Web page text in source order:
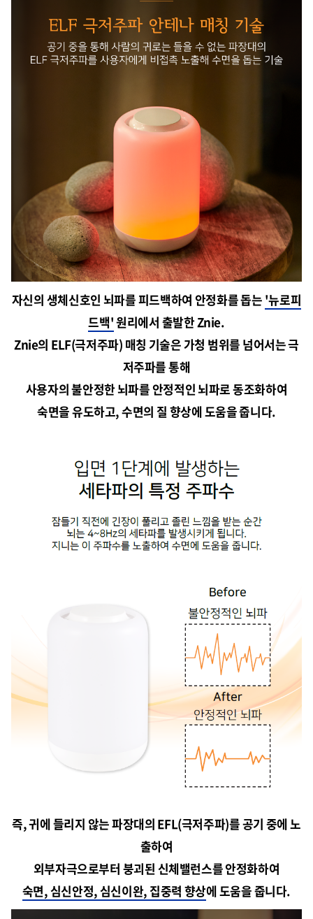
자신의 생체신호인 뇌파를 피드백하여 안정화를 돕는 '뉴로피
드백'원리에서 출발한 Znie.
Znie의 ELF(극저주파) 매칭 기술은 가청 범위를 넘어서는 극
저주파를 통해
사용자의 불안정한 뇌파를 안정적인 뇌파로 동조화하여
숙면을 유도하고, 수면의 질 향상에 도움을 줍니다.
즉, 귀에 들리지 않는 파장대의 EFL(극저주파)를 공기 중에 노
출하여
외부자극으로부터 붕괴된 신체밸런스를 안정화하여
숙면, 심신안정, 심신이완, 집중력 향상에 도움을 줍니다.